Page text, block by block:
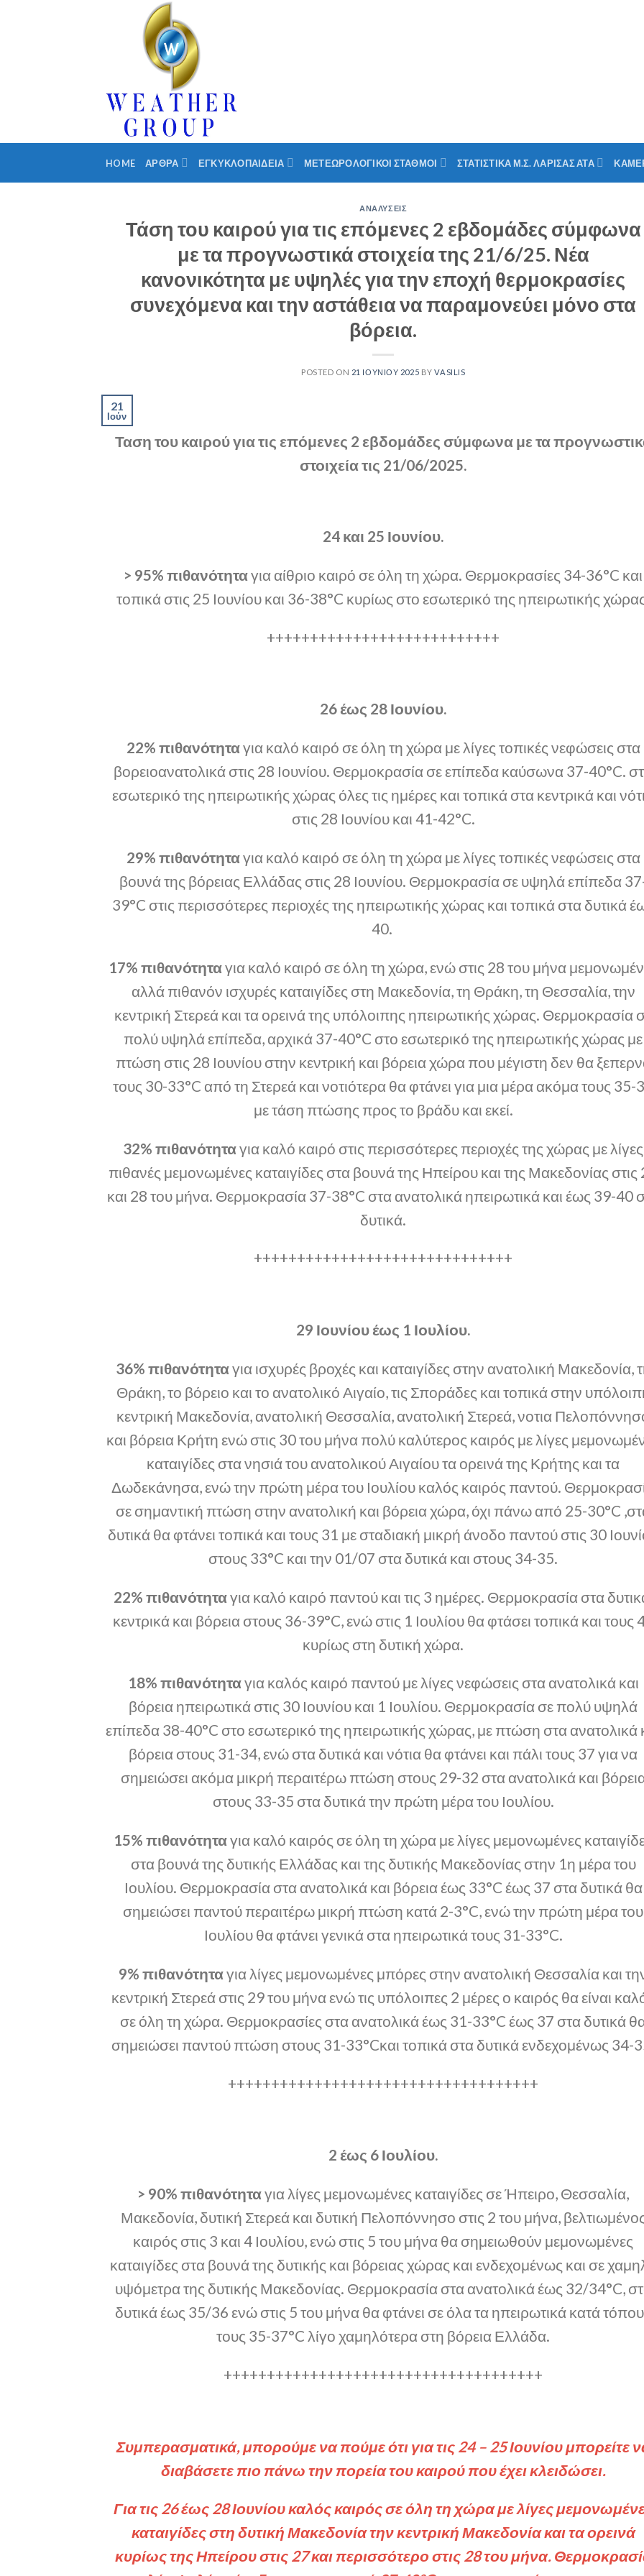
HOME ΑΡΘΡΑ ΕΓΚΥΚΛΟΠΑΙΔΕΙΑ ΜΕΤΕΩΡΟΛΟΓΙΚΟΙ ΣΤΑΘΜΟΙ ΣΤΑΤΙΣΤΙΚΑ Μ.Σ. ΛΑΡΙΣΑΣ ΑΤΑ
ΑΝΑΛΥΣΕΙΣ
Τάση του καιρού για τις επόμενες 2 εβδομάδες σύμφωνα
με τα προγνωστικά στοιχεία της 21/6/25. Νέα
κανονικότητα με υψηλές για την εποχή θερμοκρασίες
συνεχόμενα και την αστάθεια να παραμονεύει μόνο στα
βόρεια.
POSTED ON 21 ΙΟΥΝΊΟΥ 2025 BYVASILIS
21
Ιούν
Ταση του καιρού για τις επόμενες 2 εβδομάδες σύμφωνα με τα
στοιχεία τις 21/06/2025.
24 και 25 Ιουνίου.
> 95% πιθανότηταγια αίθριο καιρό σε όλη τη χώρα. Θερμοκρασίες 34-36°C και
τοπικά στις 25 Ιουνίου και 36-38°C κυρίως στο εσωτερικό της ηπειρωτικής
+++++++++++++++++++++++++++
26 έως 28 Ιουνίου.
22% πιθανότηταγια καλό καιρό σε όλη τη χώρα με λίγες τοπικές νεφώσεις στα
βορειοανατολικά στις 28 Ιουνίου. Θερμοκρασία σε επίπεδα καύσωνα 37-40°C.
εσωτερικό της ηπειρωτικής χώρας όλες τις ημέρες και τοπικά στα κεντρικά και
στις 28 Ιουνίου και 41-42°C.
29% πιθανότηταγια καλό καιρό σε όλη τη χώρα με λίγες τοπικές νεφώσεις στα
βουνά της βόρειας Ελλάδας στις 28 Ιουνίου. Θερμοκρασία σε υψηλά επίπεδα
39°C στις περισσότερες περιοχές της ηπειρωτικής χώρας και τοπικά στα δυτικά
40.
17% πιθανότηταγια καλό καιρό σε όλη τη χώρα, ενώ στις 28 του μήνα
αλλά πιθανόν ισχυρές καταιγίδες στη Μακεδονία, τη Θράκη, τη Θεσσαλία, την
κεντρική Στερεά και τα ορεινά της υπόλοιπης ηπειρωτικής χώρας. Θερμοκρασία
πολύ υψηλά επίπεδα, αρχικά 37-40°C στο εσωτερικό της ηπειρωτικής χώρας με
πτώση στις 28 Ιουνίου στην κεντρική και βόρεια χώρα που μέγιστη δεν θα
τους 30-33°C από τη Στερεά και νοτιότερα θα φτάνει για μια μέρα ακόμα τους 35-
με τάση πτώσης προς το βράδυ και εκεί.
32% πιθανότηταγια καλό καιρό στις περισσότερες περιοχές της χώρας με λίγες
πιθανές μεμονωμένες καταιγίδες στα βουνά της Ηπείρου και της Μακεδονίας στις
και 28 του μήνα. Θερμοκρασία 37-38°C στα ανατολικά ηπειρωτικά και έως 39-40
δυτικά.
++++++++++++++++++++++++++++++
29 Ιουνίου έως 1 Ιουλίου.
36% πιθανότηταγια ισχυρές βροχές και καταιγίδες στην ανατολική Μακεδονία,
Θράκη, το βόρειο και το ανατολικό Αιγαίο, τις Σποράδες και τοπικά στην
κεντρική Μακεδονία, ανατολική Θεσσαλία, ανατολική Στερεά, νοτια
και βόρεια Κρήτη ενώ στις 30 του μήνα πολύ καλύτερος καιρός με λίγες
καταιγίδες στα νησιά του ανατολικού Αιγαίου τα ορεινά της Κρήτης και τα
Δωδεκάνησα, ενώ την πρώτη μέρα του Ιουλίου καλός καιρός παντού.
σε σημαντική πτώση στην ανατολική και βόρεια χώρα, όχι πάνω από 25-30°C
δυτικά θα φτάνει τοπικά και τους 31 με σταδιακή μικρή άνοδο παντού στις 30
στους 33°C και την 01/07 στα δυτικά και στους 34-35.
22% πιθανότηταγια καλό καιρό παντού και τις 3 ημέρες. Θερμοκρασία στα
κεντρικά και βόρεια στους 36-39°C, ενώ στις 1 Ιουλίου θα φτάσει τοπικά και τους
κυρίως στη δυτική χώρα.
18% πιθανότηταγια καλός καιρό παντού με λίγες νεφώσεις στα ανατολικά και
βόρεια ηπειρωτικά στις 30 Ιουνίου και 1 Ιουλίου. Θερμοκρασία σε πολύ υψηλά
επίπεδα 38-40°C στο εσωτερικό της ηπειρωτικής χώρας, με πτώση στα ανατολικά
βόρεια στους 31-34, ενώ στα δυτικά και νότια θα φτάνει και πάλι τους 37 για να
σημειώσει ακόμα μικρή περαιτέρω πτώση στους 29-32 στα ανατολικά και
στους 33-35 στα δυτικά την πρώτη μέρα του Ιουλίου.
15% πιθανότηταγια καλό καιρός σε όλη τη χώρα με λίγες μεμονωμένες
στα βουνά της δυτικής Ελλάδας και της δυτικής Μακεδονίας στην 1η μέρα του
Ιουλίου. Θερμοκρασία στα ανατολικά και βόρεια έως 33°C έως 37 στα δυτικά θα
σημειώσει παντού περαιτέρω μικρή πτώση κατά 2-3°C, ενώ την πρώτη μέρα του
Ιουλίου θα φτάνει γενικά στα ηπειρωτικά τους 31-33°C.
9% πιθανότηταγια λίγες μεμονωμένες μπόρες στην ανατολική Θεσσαλία και
κεντρική Στερεά στις 29 του μήνα ενώ τις υπόλοιπες 2 μέρες ο καιρός θα είναι
σε όλη τη χώρα. Θερμοκρασίες στα ανατολικά έως 31-33°C έως 37 στα δυτικά
σημειώσει παντού πτώση στους 31-33°Cκαι τοπικά στα δυτικά ενδεχομένως 34-
++++++++++++++++++++++++++++++++++++
2 έως 6 Ιουλίου.
> 90% πιθανότηταγια λίγες μεμονωμένες καταιγίδες σε Ήπειρο, Θεσσαλία,
Μακεδονία, δυτική Στερεά και δυτική Πελοπόννησο στις 2 του μήνα,
καιρός στις 3 και 4 Ιουλίου, ενώ στις 5 του μήνα θα σημειωθούν μεμονωμένες
καταιγίδες στα βουνά της δυτικής και βόρειας χώρας και ενδεχομένως και σε
υψόμετρα της δυτικής Μακεδονίας. Θερμοκρασία στα ανατολικά έως 32/34°C,
δυτικά έως 35/36 ενώ στις 5 του μήνα θα φτάνει σε όλα τα ηπειρωτικά κατά
τους 35-37°C λίγο χαμηλότερα στη βόρεια Ελλάδα.
+++++++++++++++++++++++++++++++++++++
Συμπερασματικά, μπορούμε να πούμε ότι για τις 24 – 25 Ιουνίου μπορείτε
διαβάσετε πιο πάνω την πορεία του καιρού που έχει κλειδώσει.
Για τις 26 έως 28 Ιουνίου καλός καιρός σε όλη τη χώρα με λίγες
καταιγίδες στη δυτική Μακεδονία την κεντρική Μακεδονία και τα ορεινά
κυρίως της Ηπείρου στις 27 και περισσότερο στις 28 του μήνα.